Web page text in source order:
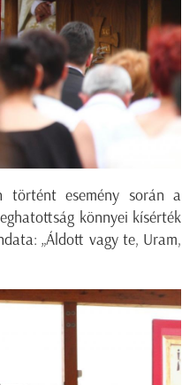
történt esemény során a
könnyei kísérték
„Áldott vagy te, Uram,